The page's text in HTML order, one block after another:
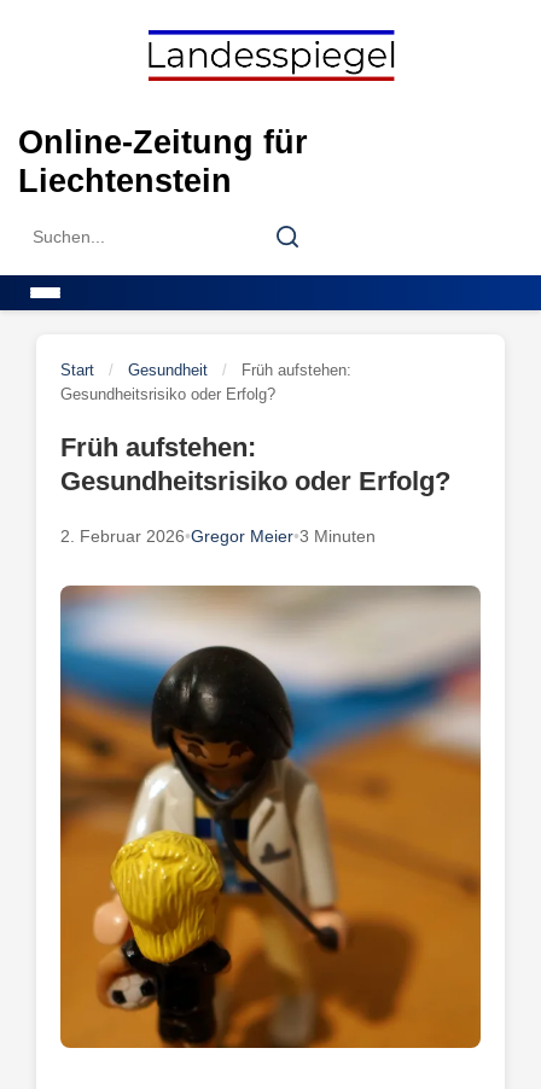
Online-Zeitung für
Liechtenstein
Search
Search
Start / Gesundheit /
Früh aufstehen:
Gesundheitsrisiko oder Erfolg?
Früh aufstehen:
Gesundheitsrisiko oder Erfolg?
2. Februar 2026•Gregor Meier•3 Minuten